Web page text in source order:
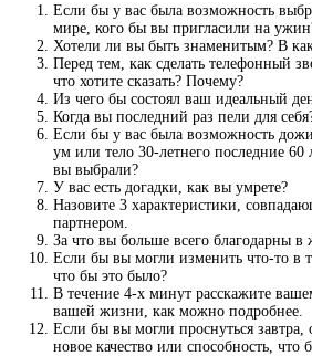
Если бы у вас была возможность
мире, кого бы вы пригласили на
Хотели ли вы быть знаменитым? В
Перед тем, как сделать телефонный
что хотите сказать? Почему?
Из чего бы состоял ваш идеальный
Когда вы последний раз пели для
Если бы у вас была возможность
ум или тело 30-летнего последние
вы выбрали?
У вас есть догадки, как вы умрете?
Назовите 3 характеристики,
партнером.
За что вы больше всего благодарны в
Если бы вы могли изменить что-то в
что бы это было?
В течение 4-х минут расскажите
вашей жизни, как можно подробнее.
Если бы вы могли проснуться завтра,
новое качество или способность, что